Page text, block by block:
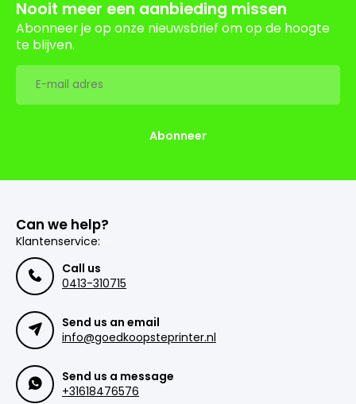
Nooit meer een aanbieding missen
Abonneer je op onze nieuwsbrief om op de hoogte
te blijven.
Abonneer
Can we help?
Klantenservice:
Call us
0413-310715
Send us an email
info@goedkoopsteprinter.nl
Send us a message
+31618476576